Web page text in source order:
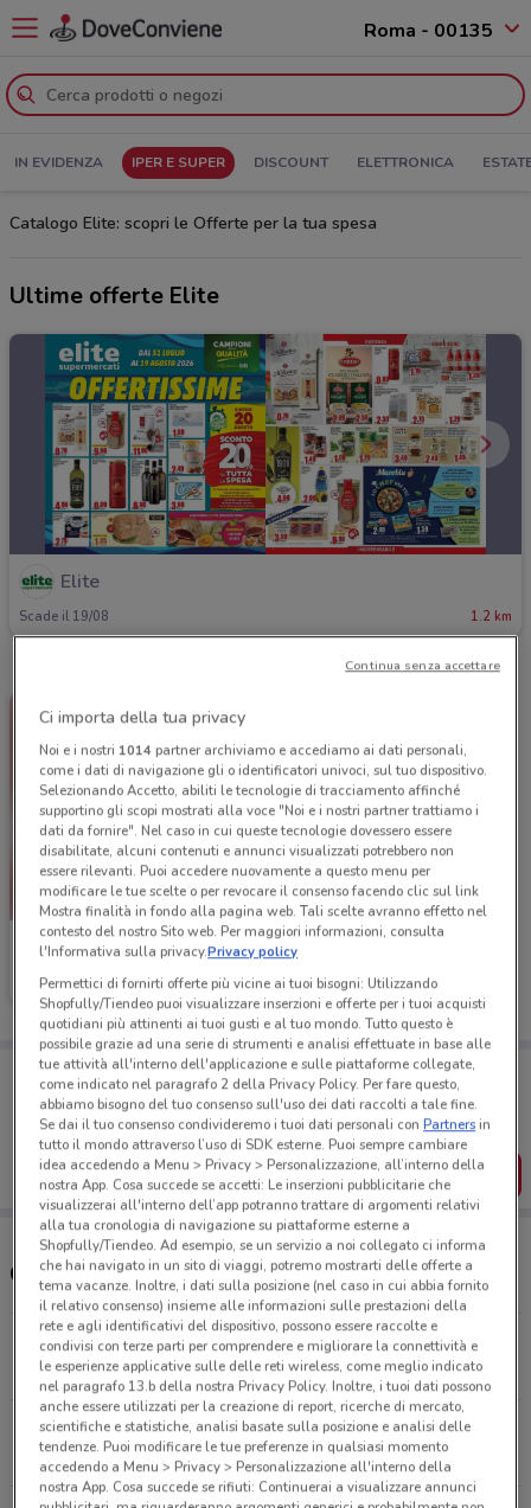
Roma - 00135
IN EVIDENZA IPER E SUPER DISCOUNT ELETTRONICA
Catalogo Elite: scopri le Offerte per la tua spesa
Ultime offerte Elite
Elite
Scade il 19/08 1.2 km
Elite
Scade il 31/08 1.2 km
Porta DoveConviene sempre con te!
Puoi trovare le migliori offerte dei negozi vicino a te,
salvarle e creare la tua lista del risparmio, comodamente
dal tuo cellulare.
SCARICA L’APP
Orari e Negozi Elite
Via della Farnesina, 251/259 Roma
1.2 km
APERTO
Viale Liegi ,31 Roma
3.5 km
Ci importa della tua privacy
Noi e i nostri 1014partner archiviamo e accediamo ai dati personali,
come i dati di navigazione gli o identificatori univoci, sul tuo dispositivo.
Selezionando Accetto, abiliti le tecnologie di tracciamento affinché
supportino gli scopi mostrati alla voce "Noi e i nostri partner trattiamo i
dati da fornire". Nel caso in cui queste tecnologie dovessero essere
disabilitate, alcuni contenuti e annunci visualizzati potrebbero non
essere rilevanti. Puoi accedere nuovamente a questo menu per
modificare le tue scelte o per revocare il consenso facendo clic sul link
Mostra finalità in fondo alla pagina web. Tali scelte avranno effetto nel
contesto del nostro Sito web. Per maggiori informazioni, consulta
l'Informativa sulla privacy.Privacy policy
Permettici di fornirti offerte più vicine ai tuoi bisogni: Utilizzando
Shopfully/Tiendeo puoi visualizzare inserzioni e offerte per i tuoi acquisti
quotidiani più attinenti ai tuoi gusti e al tuo mondo. Tutto questo è
possibile grazie ad una serie di strumenti e analisi effettuate in base alle
tue attività all'interno dell'applicazione e sulle piattaforme collegate,
come indicato nel paragrafo 2 della Privacy Policy. Per fare questo,
abbiamo bisogno del tuo consenso sull'uso dei dati raccolti a tale fine.
Se dai il tuo consenso condivideremo i tuoi dati personali conPartnersin
tutto il mondo attraverso l’uso di SDK esterne. Puoi sempre cambiare
idea accedendo a Menu > Privacy > Personalizzazione, all’interno della
nostra App. Cosa succede se accetti: Le inserzioni pubblicitarie che
visualizzerai all'interno dell’app potranno trattare di argomenti relativi
alla tua cronologia di navigazione su piattaforme esterne a
Shopfully/Tiendeo. Ad esempio, se un servizio a noi collegato ci informa
che hai navigato in un sito di viaggi, potremo mostrarti delle offerte a
tema vacanze. Inoltre, i dati sulla posizione (nel caso in cui abbia fornito
il relativo consenso) insieme alle informazioni sulle prestazioni della
rete e agli identificativi del dispositivo, possono essere raccolte e
condivisi con terze parti per comprendere e migliorare la connettività e
le esperienze applicative sulle delle reti wireless, come meglio indicato
nel paragrafo 13.b della nostra Privacy Policy. Inoltre, i tuoi dati possono
anche essere utilizzati per la creazione di report, ricerche di mercato,
scientifiche e statistiche, analisi basate sulla posizione e analisi delle
tendenze. Puoi modificare le tue preferenze in qualsiasi momento
accedendo a Menu > Privacy > Personalizzazione all'interno della
nostra App. Cosa succede se rifiuti: Continuerai a visualizzare annunci
Continua senza accettare